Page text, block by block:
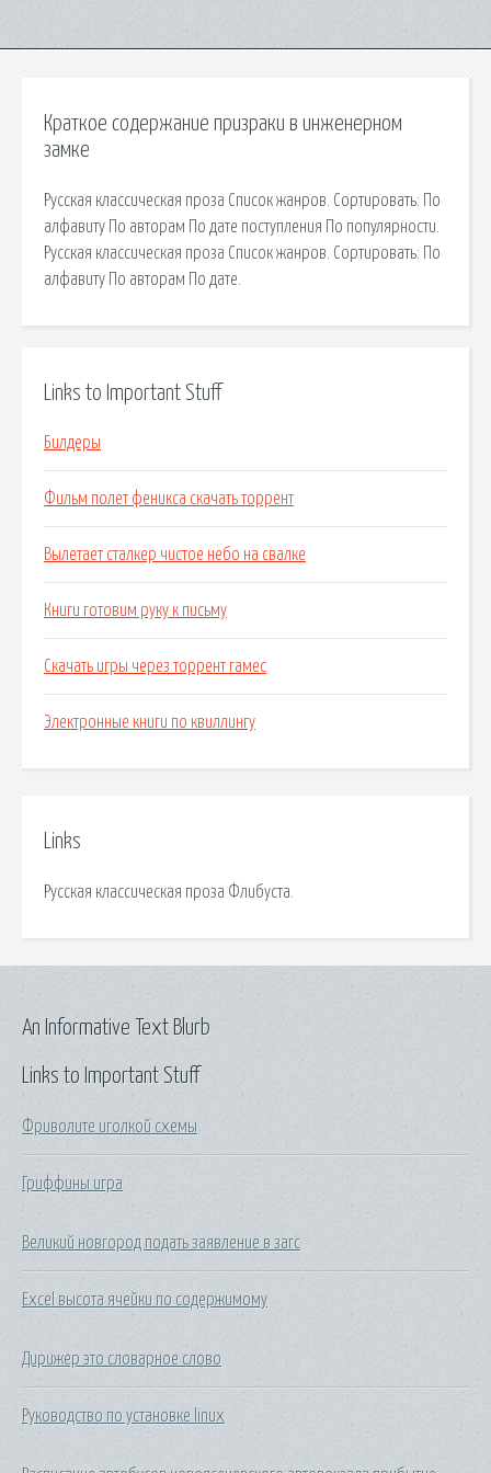
Краткое содержание призраки в инженерном
замке
Русская классическая проза Список жанров. Сортировать: По
алфавиту По авторам По дате поступления По популярности.
Русская классическая проза Список жанров. Сортировать: По
алфавиту По авторам По дате.
Links to Important Stuff
Билдеры
Фильм полет феникса скачать торрент
Вылетает сталкер чистое небо на свалке
Книги готовим руку к письму
Скачать игры через торрент гамес
Электронные книги по квиллингу
Links
Русская классическая проза Флибуста.
Links to Important Stuff
Фриволите иголкой схемы
Гриффины игра
Великий новгород подать заявление в загс
Excel высота ячейки по содержимому
Дирижер это словарное слово
Руководство по установке linux
An Informative Text Blurb